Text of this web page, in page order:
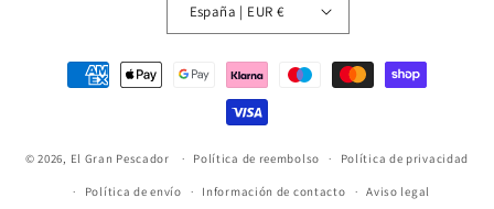
España | EUR €
Formas
© 2026, El Gran Pescador Política de reembolso Política de privacidad
Política de envío Información de contacto Aviso legal